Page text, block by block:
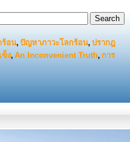
ร้อน, ปัญหาภาวะโลกร้อน, ปรากฎ
ข็ง, An Inconvenient Truth, การ